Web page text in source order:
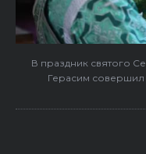
В праздник святого
Герасим